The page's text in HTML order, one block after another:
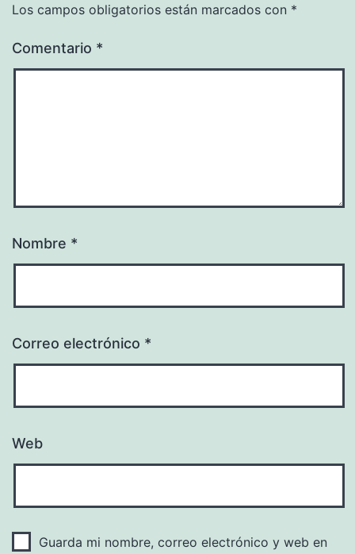
Los campos obligatorios están marcados con *
Comentario *
Nombre *
Correo electrónico *
Web
Guarda mi nombre, correo electrónico y web en